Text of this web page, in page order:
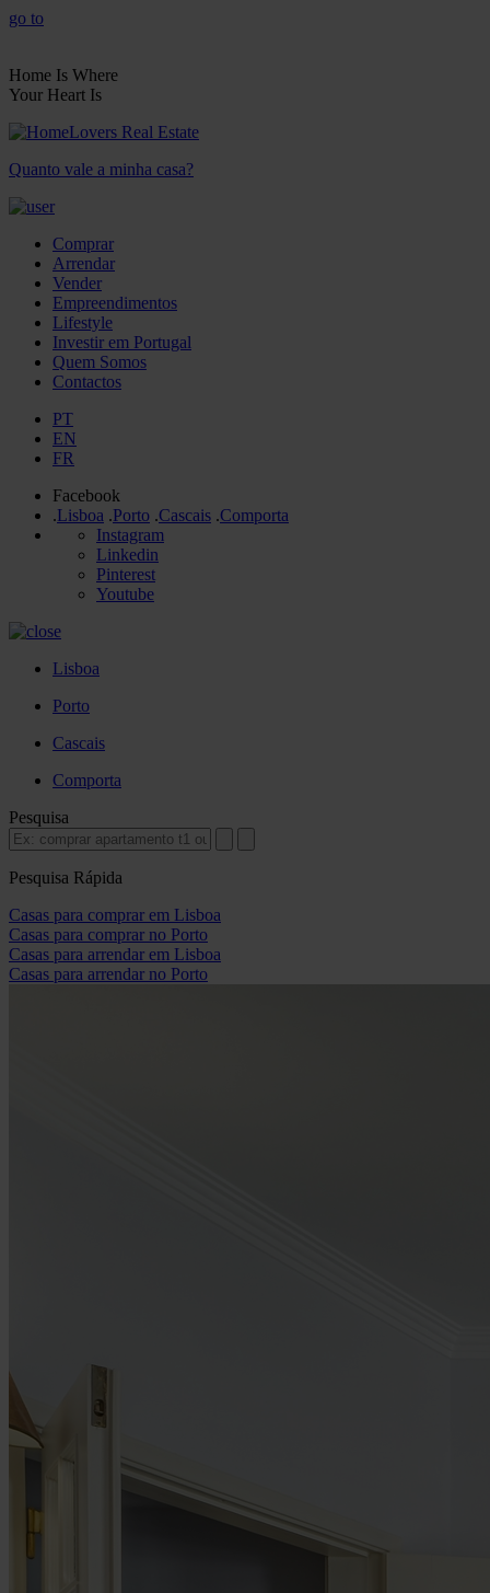
go to
Home Is Where
Your Heart Is
Quanto vale a minha casa?
Comprar
Arrendar
Vender
Empreendimentos
Lifestyle
Investir em Portugal
Quem Somos
Contactos
PT
EN
FR
Facebook
.Lisboa .Porto .Cascais .Comporta
Instagram
Linkedin
Pinterest
Youtube
Lisboa
Porto
Cascais
Comporta
Pesquisa
Pesquisa Rápida
Casas para comprar em Lisboa
Casas para comprar no Porto
Casas para arrendar em Lisboa
Casas para arrendar no Porto